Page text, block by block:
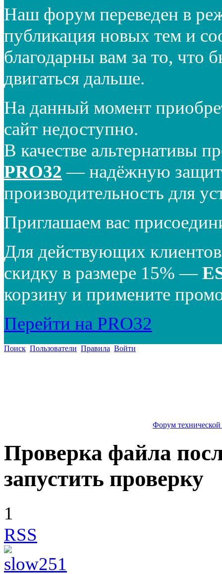
Наш форум переведен в
публикация новых тем и
благодарны вам за то, что
двигаться дальше.
На данный момент
сайт недоступно.
В качестве альтернативы
PRO32 — надёжную
производительность для
Приглашаем вас
Для действующих
скидку в размере 15% —
корзину и примените
Перейти на PRO32
Поиск Пользователи Правила Войти
Форум
Проверка файла
запустить проверку
1
RSS